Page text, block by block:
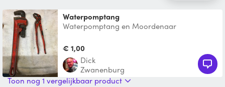
waterpomptang
Waterpomptang en Moordenaar
€ 1,00
Dick
Zwanenburg
Toon nog 1 vergelijkbaar product